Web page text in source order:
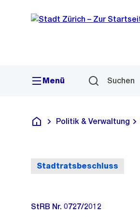
Navigation
Sprunglink
Menü Suchen
Deutsch
Politik & Verwaltung
Stadtratsbeschluss
StRB Nr. 0727/2012